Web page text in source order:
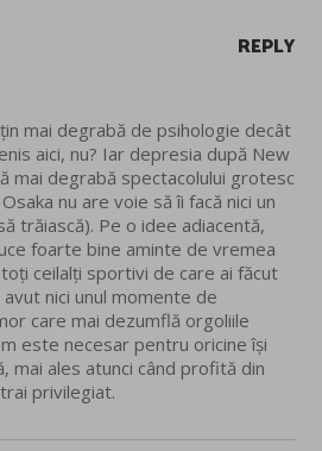
REPLY
mai degrabă de psihologie decât
aici, nu? Iar depresia după New
mai degrabă spectacolului grotesc
nu are voie să îi facă nici un
trăiască). Pe o idee adiacentă,
foarte bine aminte de vremea
toți ceilalți sportivi de care ai făcut
nici unul momente de
care mai dezumflă orgoliile
este necesar pentru oricine își
mai ales atunci când profită din
privilegiat.